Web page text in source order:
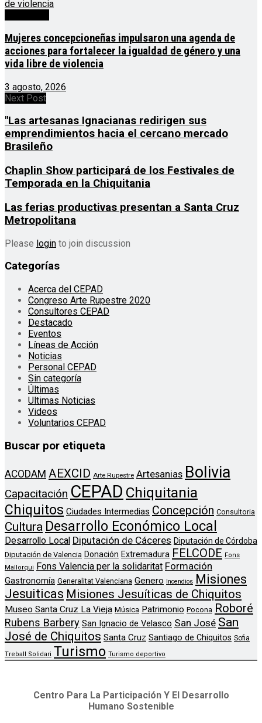
Mujeres concepcioneñas impulsaron una agenda de
acciones para fortalecer la igualdad de género y una
vida libre de violencia
3 agosto, 2026
Next Post
"Las artesanas Ignacianas redirigen sus
emprendimientos hacia el cercano mercado
Brasileño
Chaplin Show participará de los Festivales de
Temporada en la Chiquitania
Las ferias productivas presentan a Santa Cruz
Metropolitana
Please login to join discussion
Categorías
Acerca del CEPAD
Congreso Arte Rupestre 2020
Consultores CEPAD
Destacado
Eventos
Líneas de Acción
Noticias
Personal CEPAD
Sin categoría
Últimas
Ultimas Noticias
Videos
Voluntarios CEPAD
Buscar por etiqueta
ACODAM AEXCID Arte Rupestre Artesanias Bolivia
Capacitación CEPAD Chiquitania
Chiquitos Ciudades Intermedias Concepción Consultoria
Cultura Desarrollo Económico Local
Desarrollo Local Diputación de Cáceres Diputación de Córdoba
Diputación de Valencia Donación Extremadura FELCODE Fons
Mallorqui
Fons Valencia per la solidaritat Formación
Gastronomía Generalitat Valenciana Genero Incendios
Misiones
Jesuiticas Misiones Jesuíticas de Chiquitos
Museo Santa Cruz La Vieja Música Patrimonio Pocona Roboré
Rubens Barbery San Ignacio de Velasco San José San
José de Chiquitos Santa Cruz Santiago de Chiquitos Sofia
Treball Solidari Turismo Turismo deportivo
Centro Para La Participación Y El Desarrollo
Humano Sostenible